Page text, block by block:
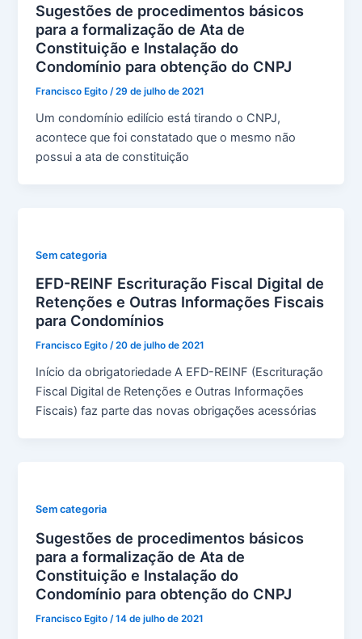
Sugestões de procedimentos básicos
para a formalização de Ata de
Constituição e Instalação do
Condomínio para obtenção do CNPJ
Francisco Egito/29 de julho de 2021
Um condomínio edilício está tirando o CNPJ,
acontece que foi constatado que o mesmo não
possui a ata de constituição
Sem categoria
EFD-REINF Escrituração Fiscal Digital de
Retenções e Outras Informações Fiscais
para Condomínios
Francisco Egito/20 de julho de 2021
Início da obrigatoriedade A EFD-REINF (Escrituração
Fiscal Digital de Retenções e Outras Informações
Fiscais) faz parte das novas obrigações acessórias
Sem categoria
Sugestões de procedimentos básicos
para a formalização de Ata de
Constituição e Instalação do
Condomínio para obtenção do CNPJ
Francisco Egito /14 de julho de 2021